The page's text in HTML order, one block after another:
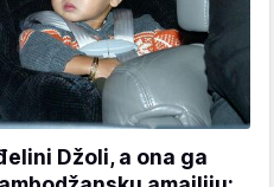
Džoli, a ona ga